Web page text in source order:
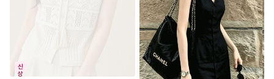
신
상